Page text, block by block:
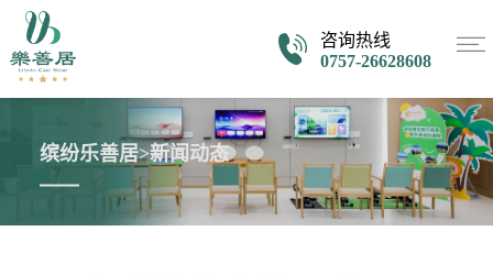
咨询热线
0757-26628608
缤纷乐善居>新闻动态